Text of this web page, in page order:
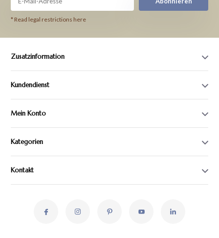
* Read legal restrictions here
Zusatzinformation
Kundendienst
Mein Konto
Kategorien
Kontakt